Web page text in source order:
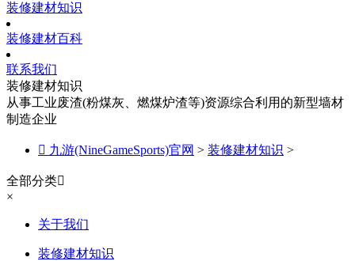
装修建材知识
装修建材百科
联系我们
装修建材知识
从事工业废渣(粉煤灰、燃煤炉渣等)资源综合利用的新型墙材
制造企业
 九游(NineGameSports)官网 > 装修建材知识 >
全部分类
×
关于我们
装修建材知识